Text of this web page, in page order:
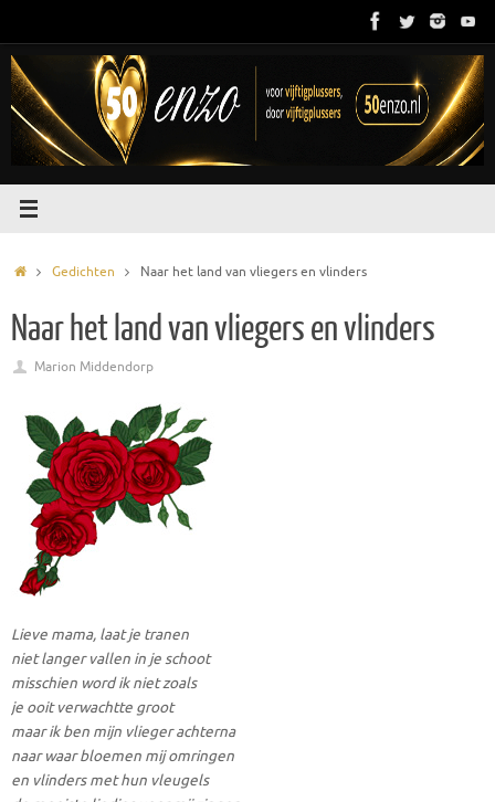
de
inhoud
HomeGedichten Naar het land van vliegers en vlinders
Naar het land van vliegers en vlinders
Marion Middendorp
Lieve mama, laat je tranen
niet langer vallen in je schoot
misschien word ik niet zoals
je ooit verwachtte groot
maar ik ben mijn vlieger achterna
naar waar bloemen mij omringen
en vlinders met hun vleugels